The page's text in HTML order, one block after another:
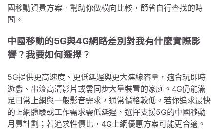
國移動資費方案，幫助你做橫向比較，節省自行查找的時
間。
中國移動的5G與4G網路差別對我有什麼實際影
響？我要如何選擇？
5G提供更高速度、更低延遲與更大連線容量，適合玩即時
遊戲、串流高清影片或需同步大量裝置的家庭。4G仍能滿
足日常上網與一般影音需求，通常價格較低。若你追求最快
的上網體驗或工作需求需低延遲，選擇支援5G的中國移動
月費計劃；若追求性價比，4G上網優惠方案可能更合適。